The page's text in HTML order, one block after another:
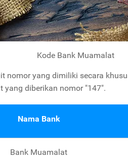
Kode Bank Muamalat
nomor yang dimiliki secara
yang diberikan nomor "147".
Nama Bank
Bank Muamalat